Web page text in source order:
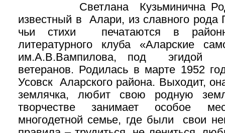
Светлана Кузьминична
известный в Алари, из славного рода
чьи стихи печатаются в
литературного клуба «Аларские
им.А.В.Вампилова, под эгидой
ветеранов. Родилась в марте 1952
Усовск Аларского района. Выходит,
землячка, любит свою родную
творчестве занимает особое
многодетной семье, где были свои